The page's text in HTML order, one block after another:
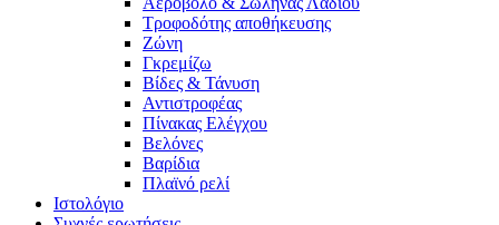
Τροφοδότης αποθήκευσης
Ζώνη
Γκρεμίζω
Βίδες & Τάνυση
Αντιστροφέας
Πίνακας Ελέγχου
Βελόνες
Βαρίδια
Πλαϊνό ρελί
Ιστολόγιο